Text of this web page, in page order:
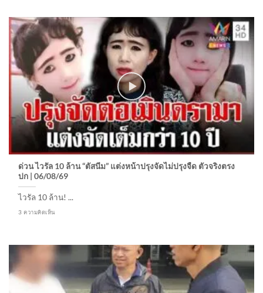
ด่วน ไวรัล 10 ล้าน “ตัสนีม” แต่งหน้าปรุงจัดไม่ปรุงจืด ตัวจริงตรง
ปก | 06/08/69
ไวรัล 10 ล้าน! ...
3 ความคิดเห็น